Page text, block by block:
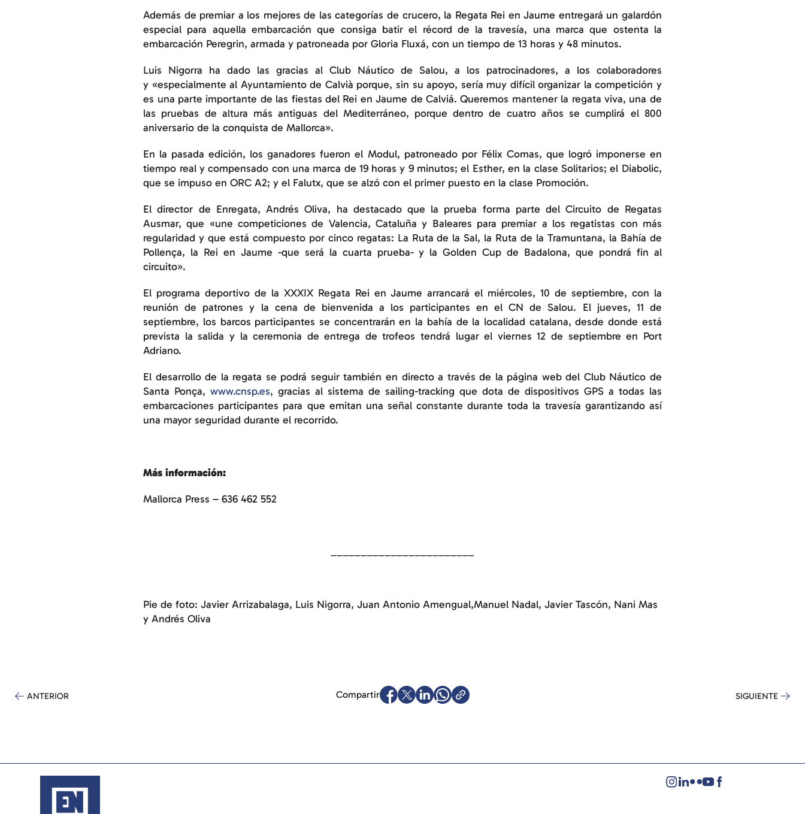
Además de premiar a los mejores de las categorías de crucero, la Regata Rei en Jaume entregará un galardón
especial para aquella embarcación que consiga batir el récord de la travesía, una marca que ostenta la
embarcación Peregrin, armada y patroneada por Gloria Fluxá, con un tiempo de 13 horas y 48 minutos.
Luis Nigorra ha dado las gracias al Club Náutico de Salou, a los patrocinadores, a los colaboradores
y «especialmente al Ayuntamiento de Calvià porque, sin su apoyo, sería muy difícil organizar la competición y
es una parte importante de las fiestas del Rei en Jaume de Calviá. Queremos mantener la regata viva, una de
las pruebas de altura más antiguas del Mediterráneo, porque dentro de cuatro años se cumplirá el 800
aniversario de la conquista de Mallorca».
En la pasada edición, los ganadores fueron el Modul, patroneado por Félix Comas, que logró imponerse en
tiempo real y compensado con una marca de 19 horas y 9 minutos; el Esther, en la clase Solitarios; el Diabolic,
que se impuso en ORC A2; y el Falutx, que se alzó con el primer puesto en la clase Promoción.
El director de Enregata, Andrés Oliva, ha destacado que la prueba forma parte del Circuito de Regatas
Ausmar, que «une competiciones de Valencia, Cataluña y Baleares para premiar a los regatistas con más
regularidad y que está compuesto por cinco regatas: La Ruta de la Sal, la Ruta de la Tramuntana, la Bahía de
Pollença, la Rei en Jaume -que será la cuarta prueba- y la Golden Cup de Badalona, que pondrá fin al
circuito».
El programa deportivo de la XXXIX Regata Rei en Jaume arrancará el miércoles, 10 de septiembre, con la
reunión de patrones y la cena de bienvenida a los participantes en el CN de Salou. El jueves, 11 de
septiembre, los barcos participantes se concentrarán en la bahía de la localidad catalana, desde donde está
prevista la salida y la ceremonia de entrega de trofeos tendrá lugar el viernes 12 de septiembre en Port
Adriano.
El desarrollo de la regata se podrá seguir también en directo a través de la página web del Club Náutico de
Santa Ponça,www.cnsp.es, gracias al sistema de sailing-tracking que dota de dispositivos GPS a todas las
embarcaciones participantes para que emitan una señal constante durante toda la travesía garantizando así
una mayor seguridad durante el recorrido.
Más información:
Mallorca Press – 636 462 552
________________________
Pie de foto: Javier Arrizabalaga, Luis Nigorra, Juan Antonio Amengual,Manuel Nadal, Javier Tascón, Nani Mas
y Andrés Oliva
Compartir
ANTERIOR SIGUIENTE